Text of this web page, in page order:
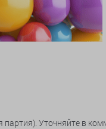
Уточняйте в